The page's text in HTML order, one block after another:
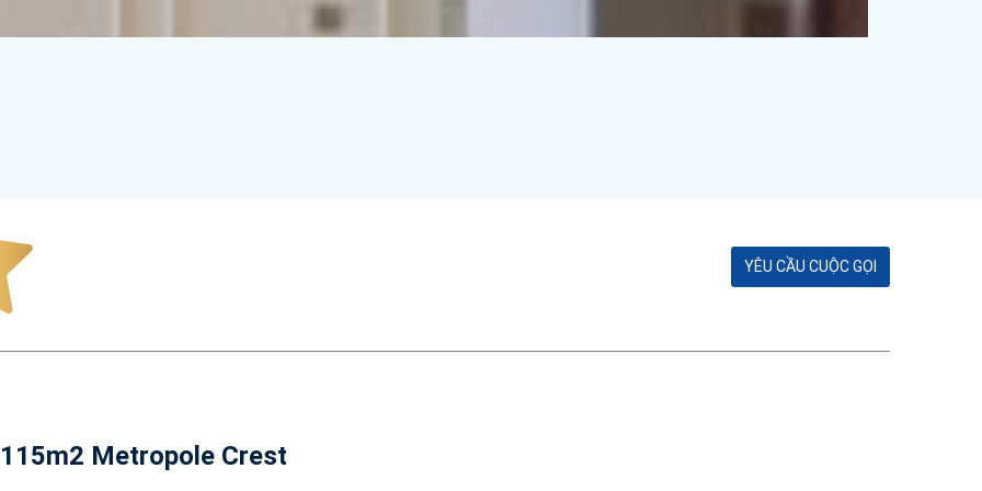
YÊU CẦU CUỘC GỌI
Metropole Crest